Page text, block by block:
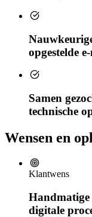
opgestelde
Samen
technische
Wensen en
Klantwens
Handmatige
digitale